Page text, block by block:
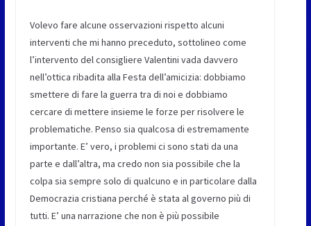
Volevo fare alcune osservazioni rispetto alcuni
interventi che mi hanno preceduto, sottolineo come
l’intervento del consigliere Valentini vada davvero
nell’ottica ribadita alla Festa dell’amicizia: dobbiamo
smettere di fare la guerra tra di noi e dobbiamo
cercare di mettere insieme le forze per risolvere le
problematiche. Penso sia qualcosa di estremamente
importante. E’ vero, i problemi ci sono stati da una
parte e dall’altra, ma credo non sia possibile che la
colpa sia sempre solo di qualcuno e in particolare dalla
Democrazia cristiana perché è stata al governo più di
tutti. E’ una narrazione che non è più possibile